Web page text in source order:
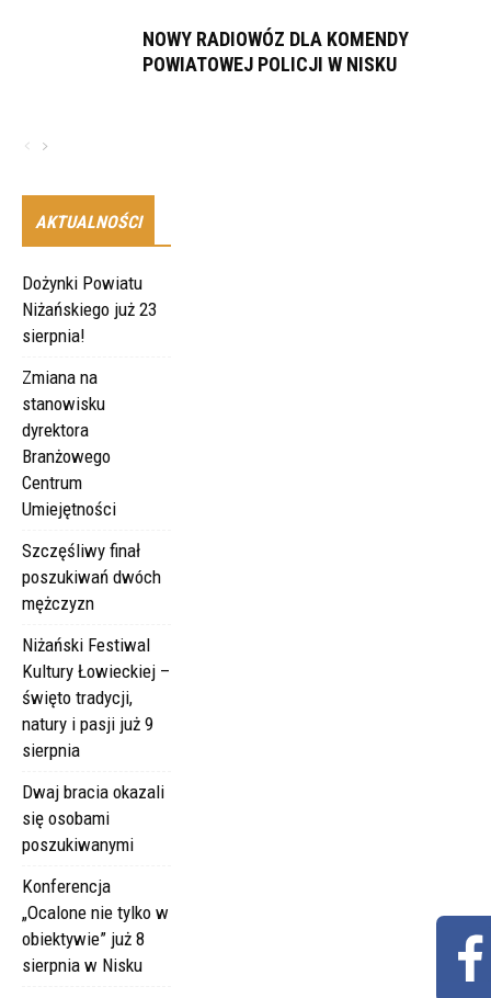
NOWY RADIOWÓZ DLA KOMENDY
POWIATOWEJ POLICJI W NISKU
AKTUALNOŚCI
Dożynki Powiatu
Niżańskiego już 23
sierpnia!
Zmiana na
stanowisku
dyrektora
Branżowego
Centrum
Umiejętności
Szczęśliwy finał
poszukiwań dwóch
mężczyzn
Niżański Festiwal
Kultury Łowieckiej –
święto tradycji,
natury i pasji już 9
sierpnia
Dwaj bracia okazali
się osobami
poszukiwanymi
Konferencja
„Ocalone nie tylko w
obiektywie” już 8
sierpnia w Nisku